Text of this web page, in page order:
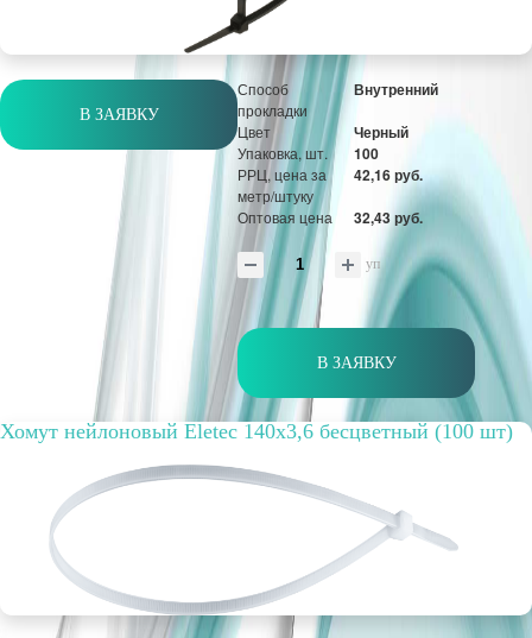
В ЗАЯВКУ
Способ
прокладки
Внутренний
Цвет Черный
Упаковка, шт. 100
РРЦ, цена за
метр/штуку
42,16 руб.
Оптовая цена 32,43 руб.
уп
В ЗАЯВКУ
Хомут нейлоновый Eletec 140х3,6 бесцветный (100 шт)